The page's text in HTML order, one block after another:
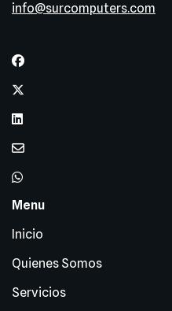
info@surcomputers.com
Menu
Inicio
Quienes Somos
Servicios